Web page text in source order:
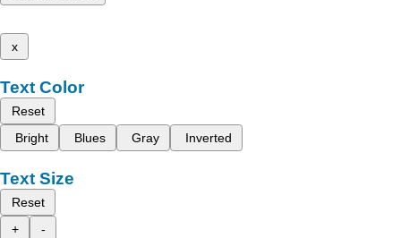
x
Text Color
Reset
Bright
Blues Gray Inverted
Text Size
Reset
+
-